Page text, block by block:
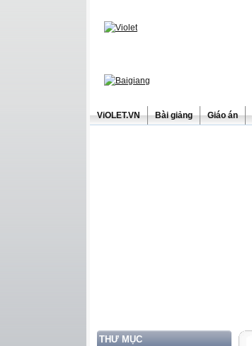
ViOLET.VN Bài giảng Giáo án
THƯ MỤC